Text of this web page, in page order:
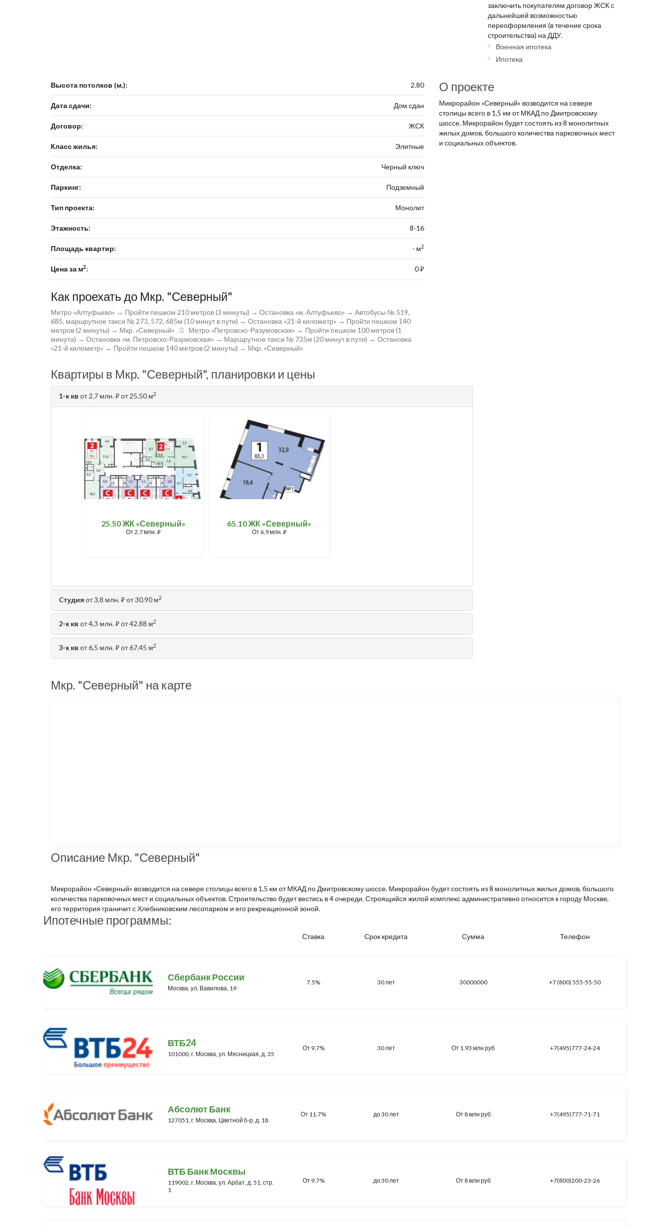
заключить покупателям договор ЖСК с
дальнейшей возможностью
переоформления (в течение срока
строительства) на ДДУ.
Военная ипотека
Ипотека
Высота потолков (м.): 2.80
Дата сдачи: Дом сдан
Договор: ЖСК
Класс жилья: Элитные
Отделка: Черный ключ
Паркинг: Подземный
Тип проекта: Монолит
Этажность: 8-16
Площадь квартир: - м2
Цена за м2: 0⃏
Как проехать до Мкр. "Северный"
Метро «Алтуфьево» → Пройти пешком 210 метров (3 минуты) → Остановка «м. Алтуфьево» → Автобусы № 519,
685, маршрутное такси № 273, 572, 685м (10 минут в пути) → Остановка «21-й километр» → Пройти пешком 140
метров (2 минуты) → Мкр. «Северный»
Метро «Петровско-Разумовская» → Пройти пешком 100 метров (1
минута) → Остановка «м. Петровско-Разумовская» → Маршрутное такси № 735м (20 минут в пути) → Остановка
«21-й километр» → Пройти пешком 140 метров (2 минуты) → Мкр. «Северный»
О проекте
Микрорайон «Северный» возводится на севере
столицы всего в 1,5 км от МКАД по Дмитровскому
шоссе. Микрорайон будет состоять из 8 монолитных
жилых домов, большого количества парковочных мест
и социальных объектов.
Квартиры в Мкр. "Северный", планировки и цены
1-к кв от 2,7 млн.⃏от 25.50 м2
25.50 ЖК «Северный»
От2,7 млн. ⃏
65.10 ЖК «Северный»
От 6,9 млн. ⃏
Cтудияот 3,8 млн.⃏от 30.90 м2
2-к кв от 4,3 млн.⃏от 42.88 м2
3-к кв от 6,5 млн.⃏от 67.45 м2
Мкр. "Северный" на карте
Описание Мкр. "Северный"
Микрорайон «Северный» возводится на севере столицы всего в 1,5 км от МКАД по Дмитровскому шоссе. Микрорайон будет состоять из 8 монолитных жилых домов, большого
количества парковочных мест и социальных объектов. Строительство будет вестись в 4 очереди. Строящийся жилой комплекс административно относится к городу Москве,
его территория граничит с Хлебниковским лесопарком и его рекреационной зоной.
Ипотечные программы:
Ставка Срок кредита Сумма Телефон
Сбербанк России
Москва, ул. Вавилова, 19
7.5% 30 лет 30000000 +7 (800) 555-55-50
ВТБ24
101000, г. Москва, ул. Мясницкая, д. 35
От 9,7% 30 лет От 1.93 млн руб +7(495)777-24-24
Абсолют Банк
127051, г. Москва, Цветной б-р, д. 18
От 11.7% до 30 лет От 8 млн руб +7(495)777-71-71
ВТБ Банк Москвы
119002, г. Москва, ул. Арбат, д. 51, стр.
1
От 9,7% до 30 лет От 8 млн руб +7(800)200-23-26